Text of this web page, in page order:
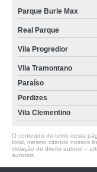
tratamento ansiedade Vila
onde fazer tratamento
tratamento da ansiedade
Parque Burle Max
Real Parque
Vila Progredior
Vila Tramontano
Paraíso
Perdizes
Vila Clementino
O conteúdo do texto desta
total, mesmo citando nossos
violação de direito autoral –
autorais